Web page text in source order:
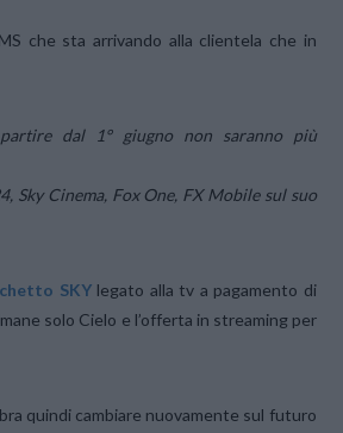
che sta arrivando alla clientela che in
dal 1° giugno non saranno più
Sky Cinema, Fox One, FX Mobile sul suo
SKYlegato alla tv a pagamento di
solo Cielo e l’offerta in streaming per
quindi cambiare nuovamente sul futuro